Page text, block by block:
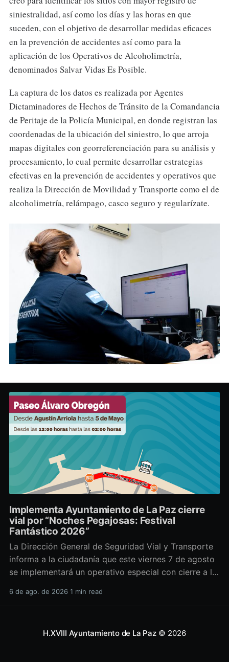
siniestralidad, así como los días y las horas en que
suceden, con el objetivo de desarrollar medidas eficaces
en la prevención de accidentes así como para la
aplicación de los Operativos de Alcoholimetría,
denominados Salvar Vidas Es Posible.
La captura de los datos es realizada por Agentes
Dictaminadores de Hechos de Tránsito de la Comandancia
de Peritaje de la Policía Municipal, en donde registran las
coordenadas de la ubicación del siniestro, lo que arroja
mapas digitales con georreferenciación para su análisis y
procesamiento, lo cual permite desarrollar estrategias
efectivas en la prevención de accidentes y operativos que
realiza la Dirección de Movilidad y Transporte como el de
alcoholimetría, relámpago, casco seguro y regularízate.
Implementa Ayuntamiento de La Paz cierre
vial por “Noches Pegajosas: Festival
Fantástico 2026”
La Dirección General de Seguridad Vial y Transporte
informa a la ciudadanía que este viernes 7 de agosto
se implementará un operativo especial con cierre a la
motivo del evento “Noches Pegajosas: Festival
6 de ago. de 2026 1 min read
H.XVIII Ayuntamiento de La Paz© 2026